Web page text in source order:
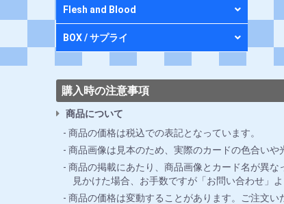
Flesh and Blood
BOX / サプライ
購入時の注意事項
商品について
商品の価格は税込での表記となっています。
商品画像は見本のため、実際のカードの色合いや
商品の掲載にあたり、商品画像とカード名が異
見かけた場合、お手数ですが「お問い合わせ」
商品の価格は変動することがあります。ご注文